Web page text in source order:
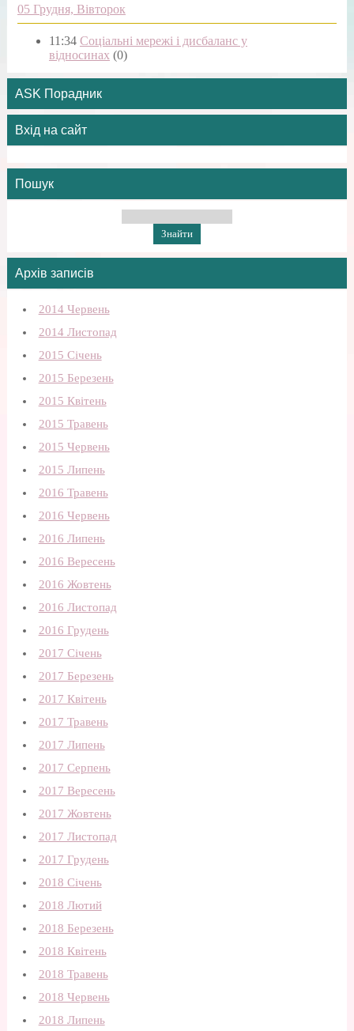
05 Грудня, Вівторок
11:34 Соціальні мережі і дисбаланс у
відносинах (0)
ASK Порадник
Вхід на сайт
Пошук
Архів записів
2014 Червень
2014 Листопад
2015 Січень
2015 Березень
2015 Квітень
2015 Травень
2015 Червень
2015 Липень
2016 Травень
2016 Червень
2016 Липень
2016 Вересень
2016 Жовтень
2016 Листопад
2016 Грудень
2017 Січень
2017 Березень
2017 Квітень
2017 Травень
2017 Липень
2017 Серпень
2017 Вересень
2017 Жовтень
2017 Листопад
2017 Грудень
2018 Січень
2018 Лютий
2018 Березень
2018 Квітень
2018 Травень
2018 Червень
2018 Липень